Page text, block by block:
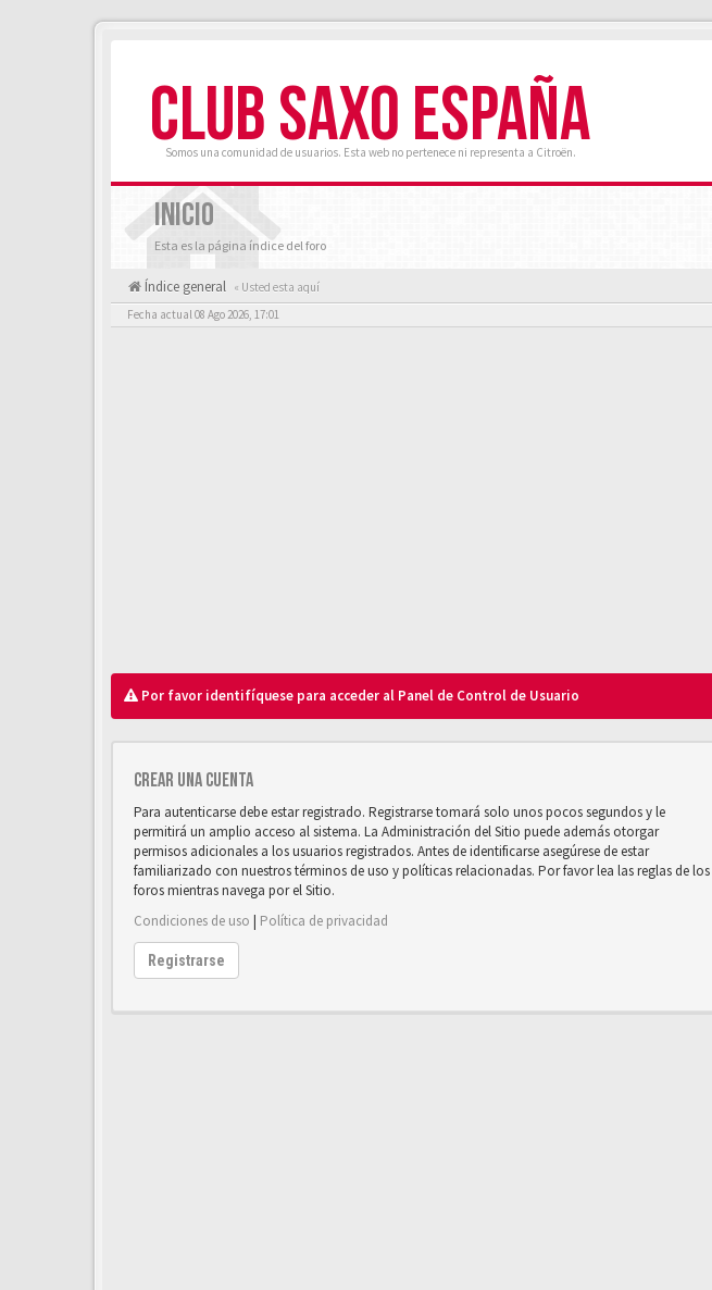
CLUB SAXO ESPAÑA
Somos una comunidad de usuarios. Esta web no pertenece ni representa a Citroën.
INICIO
Esta es la página índice del foro
Índice general « Usted esta aquí
Fecha actual 08 Ago 2026, 17:01
Por favor identifíquese para acceder al Panel de Control de Usuario
Crear una cuenta
Para autenticarse debe estar registrado. Registrarse tomará solo unos pocos segundos y le
permitirá un amplio acceso al sistema. La Administración del Sitio puede además otorgar
permisos adicionales a los usuarios registrados. Antes de identificarse asegúrese de estar
familiarizado con nuestros términos de uso y políticas relacionadas. Por favor lea las reglas de los
foros mientras navega por el Sitio.
Condiciones de uso | Política de privacidad
Registrarse